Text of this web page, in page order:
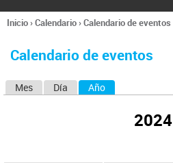
l
Se
usted
Inicio›Calendario›Calendario de eventos
Calendario de eventos
Mes Día Año
2024